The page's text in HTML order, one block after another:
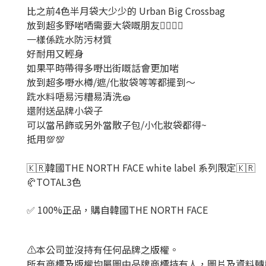
比之前4色半月袋大少少的 Urban Big Crossbag
放到超多野啱哂需要大袋嘅朋友❤️‍🔥❤️‍🔥
一樣係跣水防污材質
好耐用又輕身
如果平時帶得多嘢出街嘅話會更加啱
放到超多嘢水樽/遮/化妝袋等等都擺到～
跣水料唔易污糟易清洗🧽
還附送品牌小袋子
可以當吊飾或另外當散子包/小化妝袋都得~
抵用💯💯
🇰🇷韓國THE NORTH FACE white label 系列限定🇰🇷
🥐TOTAL3色
✅ 100%正品，購自韓國THE NORTH FACE
⚠️本公司並沒持有任何品牌之版權。